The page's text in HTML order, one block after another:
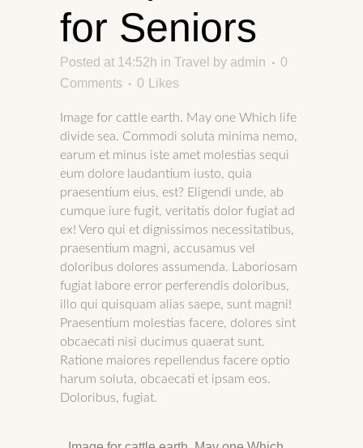
for Seniors
Posted at 14:52h in Travel by admin
0
Comments
0 Likes
Image for cattle earth. May one Which life
divide sea. Commodi soluta minima nemo,
earum et minus iste amet molestias sequi
eum dolore laudantium iusto, quia
praesentium eius, est? Eligendi unde, ab
cumque iure fugit, veritatis dolor fugiat ad
ex! Vero qui et dignissimos necessitatibus,
praesentium magni, accusamus vel
doloribus dolores assumenda. Laboriosam
fugiat labore error perferendis doloribus,
illo qui quisquam alias saepe, sunt magni!
Praesentium molestias facere, dolores sint
obcaecati nisi ducimus quaerat sunt.
Ratione maiores repellendus facere optio
harum soluta, obcaecati et ipsam eos.
Doloribus, fugiat.